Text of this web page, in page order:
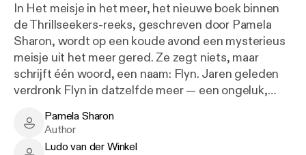
In Het meisje in het meer, het nieuwe boek binnen
de Thrillseekers-reeks, geschreven door Pamela
Sharon, wordt op een koude avond een mysterieus
meisje uit het meer gered. Ze zegt niets, maar
schrijft één woord, een naam: Flyn. Jaren geleden
verdronk Flyn in datzelfde meer — een ongeluk,
getwijfeld over wat er echt gebeurd is. Nu duikt hij
opnieuw in het verleden. Zijn zoektocht leidt hem
Pamela Sharon - Author
Pamela Sharon
Author
Ludo van der Winkel